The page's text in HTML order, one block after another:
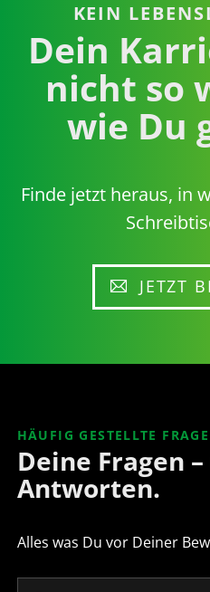
KEIN
Dein
nicht so
wie Du
Finde jetzt heraus, in
JETZT
HÄUFIG GESTELLTE
Deine Fragen
Antworten.
Alles was Du vor Deiner